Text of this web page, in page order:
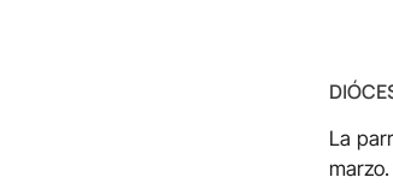
La